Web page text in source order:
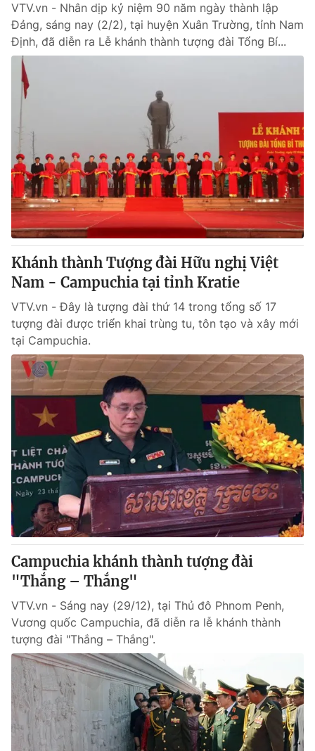
Ðiện thoại Thời báo VTV:
024.66 897 897
Email:
toasoan@vtv.vn
Liên hệ quảng cáo:024-7300.7108
® Cấm sao chép dưới mọi hình thức nếu không có sự chấp
thuận bằng văn bản. Ghi rõ nguồn VTV.vn khi phát hành lại
thông tin từ website này.
VTV.vn - Nhân dịp kỷ niệm 90 năm ngày thành lập
Đảng, sáng nay (2/2), tại huyện Xuân Trường, tỉnh Nam
Định, đã diễn ra Lễ khánh thành tượng đài Tổng Bí...
Khánh thành Tượng đài Hữu nghị Việt
Nam - Campuchia tại tỉnh Kratie
VTV.vn - Đây là tượng đài thứ 14 trong tổng số 17
tượng đài được triển khai trùng tu, tôn tạo và xây mới
tại Campuchia.
Campuchia khánh thành tượng đài
"Thắng – Thắng"
VTV.vn - Sáng nay (29/12), tại Thủ đô Phnom Penh,
Vương quốc Campuchia, đã diễn ra lễ khánh thành
tượng đài "Thắng – Thắng".